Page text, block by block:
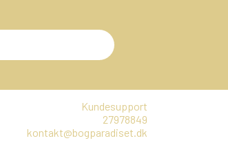
Kundesupport
27978849
kontakt@bogparadiset.dk